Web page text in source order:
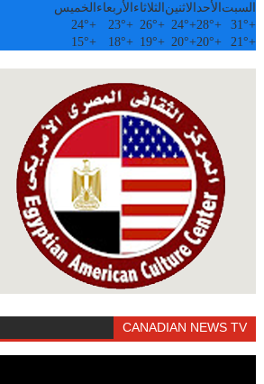
السبت الأحدالاثنين الثلاثاء الأربعاء الخميس
+
31°
+
28°
+
24°
+
26°
+
23°
+
24°
+
21°
+
20°
+
20°
+
19°
+
18°
+
15°
CANADIAN NEWS TV